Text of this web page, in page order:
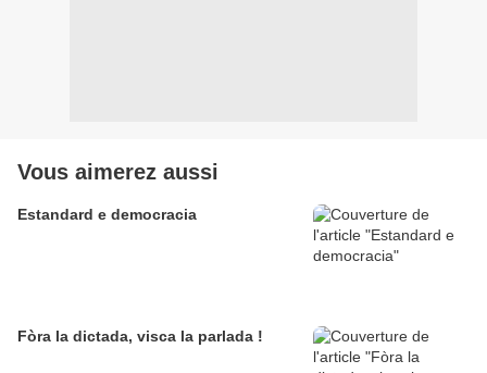
Vous aimerez aussi
Estandard e democracia
Fòra la dictada, visca la parlada !